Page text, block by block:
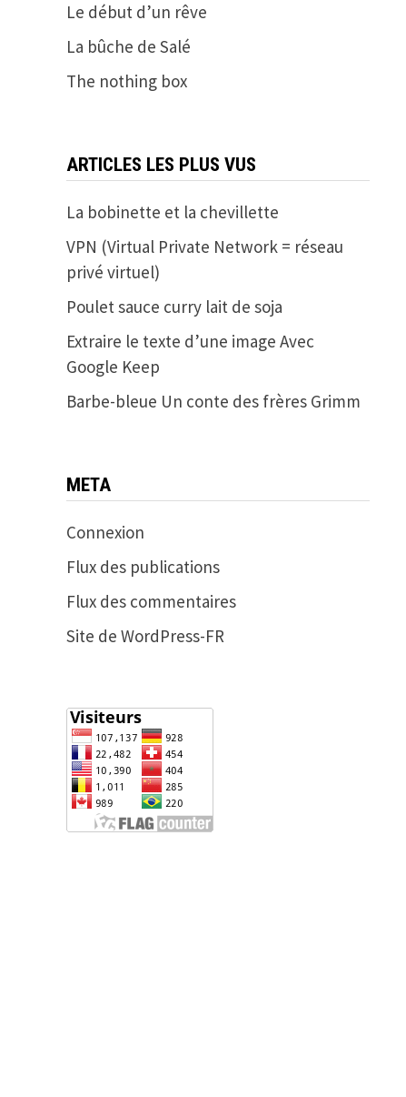
Le début d’un rêve
La bûche de Salé
The nothing box
ARTICLES LES PLUS VUS
La bobinette et la chevillette
VPN (Virtual Private Network = réseau
privé virtuel)
Poulet sauce curry lait de soja
Extraire le texte d’une image Avec
Google Keep
Barbe-bleue Un conte des frères Grimm
META
Connexion
Flux des publications
Flux des commentaires
Site de WordPress-FR